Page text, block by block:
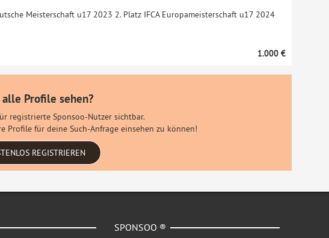
Meisterschaft u17 2023 2. Platz IFCA Europameisterschaft u17 2024
1.000 €
Profile sehen?
registrierte Sponsoo-Nutzer sichtbar.
Profile für deine Such-Anfrage einsehen zu können!
REGISTRIEREN
SPONSOO ®